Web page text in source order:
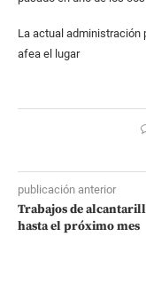
La actual administración
afea el lugar
publicación anterior
Trabajos de
hasta el próximo mes